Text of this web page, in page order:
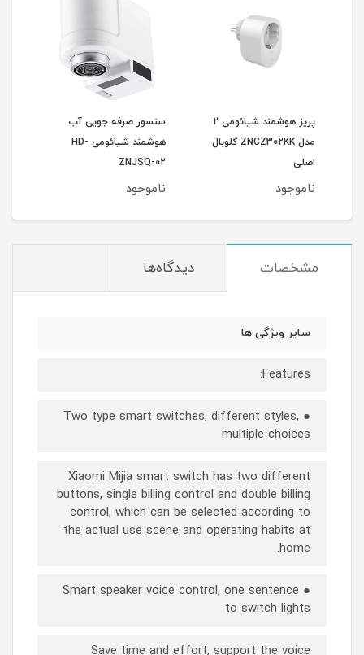
پریز هوشمند شیائومی 2
مدل ZNCZ302KK گلوبال
اصلی
ناموجود
سنسور صرفه جویی آب
هوشمند شیائومی HD-
ZNJSQ-02
ناموجود
مشخصات دیدگاه‌ها
سایر ویژگی ها
Features:
● Two type smart switches, different styles,
multiple choices
Xiaomi Mijia smart switch has two different
buttons, single billing control and double billing
control, which can be selected according to
the actual use scene and operating habits at
home.
● Smart speaker voice control, one sentence
to switch lights
Save time and effort, support the voice